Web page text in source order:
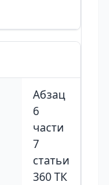
Абзац
6
части
7
статьи
360 ТК